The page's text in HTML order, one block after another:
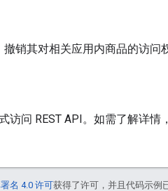
销其对相关应用内商品的访问
访问 REST API。如需了解详情
名 4.0 许可获得了许可，并且代码示例